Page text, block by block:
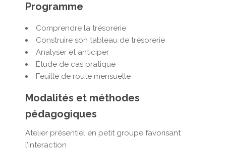
Programme
Comprendre la trésorerie
Construire son tableau de trésorerie
Analyser et anticiper
Étude de cas pratique
Feuille de route mensuelle
Modalités et méthodes
pédagogiques
Atelier présentiel en petit groupe favorisant
l’interaction